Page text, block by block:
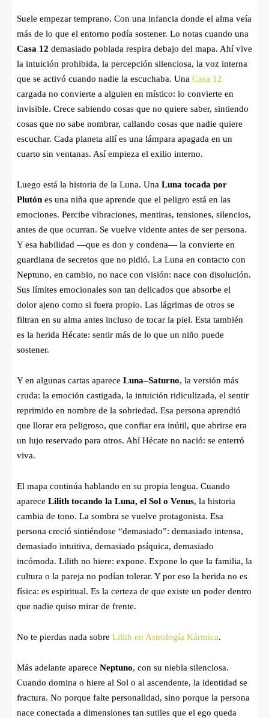
Suele empezar temprano. Con una infancia donde el alma veía
más de lo que el entorno podía sostener. Lo notas cuando una
Casa 12 demasiado poblada respira debajo del mapa. Ahí vive
la intuición prohibida, la percepción silenciosa, la voz interna
que se activó cuando nadie la escuchaba. Una Casa 12
cargada no convierte a alguien en místico: lo convierte en
invisible. Crece sabiendo cosas que no quiere saber, sintiendo
cosas que no sabe nombrar, callando cosas que nadie quiere
escuchar. Cada planeta allí es una lámpara apagada en un
cuarto sin ventanas. Así empieza el exilio interno.
Luego está la historia de la Luna. Una Luna tocada por
Plutón es una niña que aprende que el peligro está en las
emociones. Percibe vibraciones, mentiras, tensiones, silencios,
antes de que ocurran. Se vuelve vidente antes de ser persona.
Y esa habilidad —que es don y condena— la convierte en
guardiana de secretos que no pidió. La Luna en contacto con
Neptuno, en cambio, no nace con visión: nace con disolución.
Sus límites emocionales son tan delicados que absorbe el
dolor ajeno como si fuera propio. Las lágrimas de otros se
filtran en su alma antes incluso de tocar la piel. Esta también
es la herida Hécate: sentir más de lo que un niño puede
sostener.
Y en algunas cartas aparece Luna–Saturno, la versión más
cruda: la emoción castigada, la intuición ridiculizada, el sentir
reprimido en nombre de la sobriedad. Esa persona aprendió
que llorar era peligroso, que confiar era inútil, que abrirse era
un lujo reservado para otros. Ahí Hécate no nació: se enterró
viva.
El mapa continúa hablando en su propia lengua. Cuando
aparece Lilith tocando la Luna, el Sol o Venus, la historia
cambia de tono. La sombra se vuelve protagonista. Esa
persona creció sintiéndose “demasiado”: demasiado intensa,
demasiado intuitiva, demasiado psíquica, demasiado
incómoda. Lilith no hiere: expone. Expone lo que la familia, la
cultura o la pareja no podían tolerar. Y por eso la herida no es
física: es espiritual. Es la certeza de que existe un poder dentro
que nadie quiso mirar de frente.
No te pierdas nada sobre Lilith en Astrología Kármica.
Más adelante aparece Neptuno, con su niebla silenciosa.
Cuando domina o hiere al Sol o al ascendente, la identidad se
fractura. No porque falte personalidad, sino porque la persona
nace conectada a dimensiones tan sutiles que el ego queda